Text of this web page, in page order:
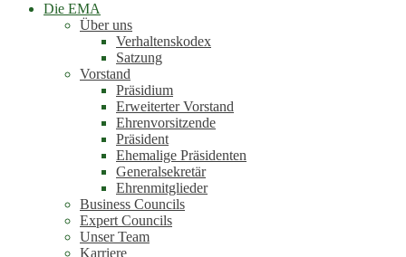
Die EMA
Über uns
Verhaltenskodex
Satzung
Vorstand
Präsidium
Erweiterter Vorstand
Ehrenvorsitzende
Präsident
Ehemalige Präsidenten
Generalsekretär
Ehrenmitglieder
Business Councils
Expert Councils
Unser Team
Karriere